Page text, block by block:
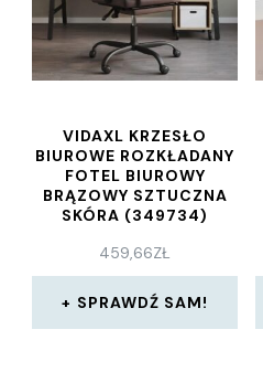
VIDAXL KRZESŁO
BIUROWE ROZKŁADANY
FOTEL BIUROWY
BRĄZOWY SZTUCZNA
SKÓRA (349734)
459,66ZŁ
SPRAWDŹ SAM!